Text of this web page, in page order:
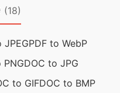
(18)
JPEGPDF to WebP
PNGDOC to JPG
to GIFDOC to BMP